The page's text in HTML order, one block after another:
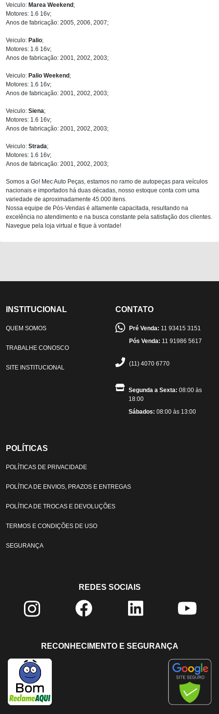
Veiculo: Marea Weekend;
Motores: 1.6 16v;
Anos de fabricação: 2005, 2006, 2007;
Veiculo: Palio;
Motores: 1.6 16v;
Anos de fabricação: 2001, 2002, 2003;
Veiculo: Palio Weekend;
Motores: 1.6 16v;
Anos de fabricação: 2001, 2002, 2003;
Veiculo: Siena;
Motores: 1.6 16v;
Anos de fabricação: 2001, 2002, 2003;
Veiculo: Strada;
Motores: 1.6 16v;
Anos de fabricação: 2001, 2002, 2003;
Somos a Go! Mec Auto Peças, estamos no ramo de autopeças para veículos
nacionais e importados há duas décadas, nosso estoque conta com uma
variedade de aproximadamente 45.000 itens.
Nossa equipe de Pós-Vendas é altamente capacitada, resultando na
excelência no atendimento e na busca constante pela satisfação dos clientes.
Navegue pela loja virtual e fique à vontade!
INSTITUCIONAL
QUEM SOMOS
TRABALHE CONOSCO
SITE INSTITUCIONAL
CONTATO
Pré Venda: 11 93415 3151
Pós Venda: 11 91986 5617
(11) 4070 6770
Segunda a Sexta: 08:00 às
18:00
Sábados: 08:00 às 13:00
POLÍTICAS
POLÍTICAS DE PRIVACIDADE
POLÍTICA DE ENVIOS, PRAZOS E ENTREGAS
POLÍTICA DE TROCAS E DEVOLUÇÕES
TERMOS E CONDIÇÕES DE USO
SEGURANÇA
REDES SOCIAIS
RECONHECIMENTO E SEGURANÇA